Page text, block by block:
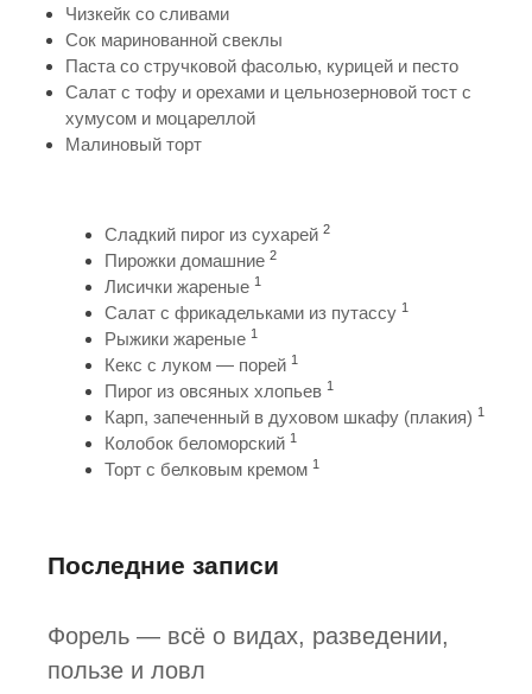
Чизкейк со сливами
Сок маринованной свеклы
Паста со стручковой фасолью, курицей и песто
Салат с тофу и орехами и цельнозерновой тост с
хумусом и моцареллой
Малиновый торт
Сладкий пирог из сухарей 2
Пирожки домашние 2
Лисички жареные 1
Салат с фрикадельками из путассу 1
Рыжики жареные 1
Кекс с луком — порей 1
Пирог из овсяных хлопьев 1
Карп, запеченный в духовом шкафу (плакия) 1
Колобок беломорский 1
Торт с белковым кремом 1
Последние записи
Форель — всё о видах, разведении,
пользе и ловл